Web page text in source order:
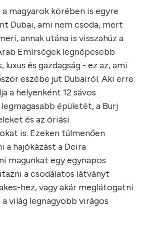
magyarok körében is egyre
Dubai, ami nem csoda, mert
annak utána is visszahúz a
Emírségek legnépesebb
luxus és gazdagság - ez az, ami
eszébe jut Dubairól. Aki erre
a helyenként 12 sávos
épületét, a Burj
és az óriási
is. Ezeken túlmenően
a hajókázást a Deira
magunkat egy egynapos
a csodálatos látványt
hez, vagy akár meglátogatni
világ legnagyobb virágos